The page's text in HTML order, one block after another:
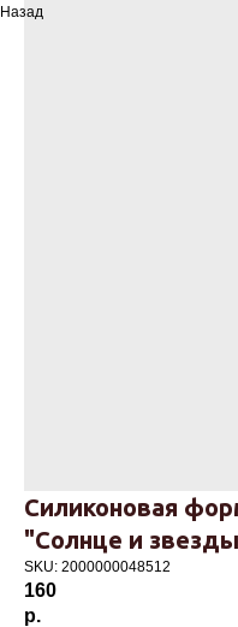
Назад
Силиконовая
"Солнце и
SKU: 2000000048512
160
р.